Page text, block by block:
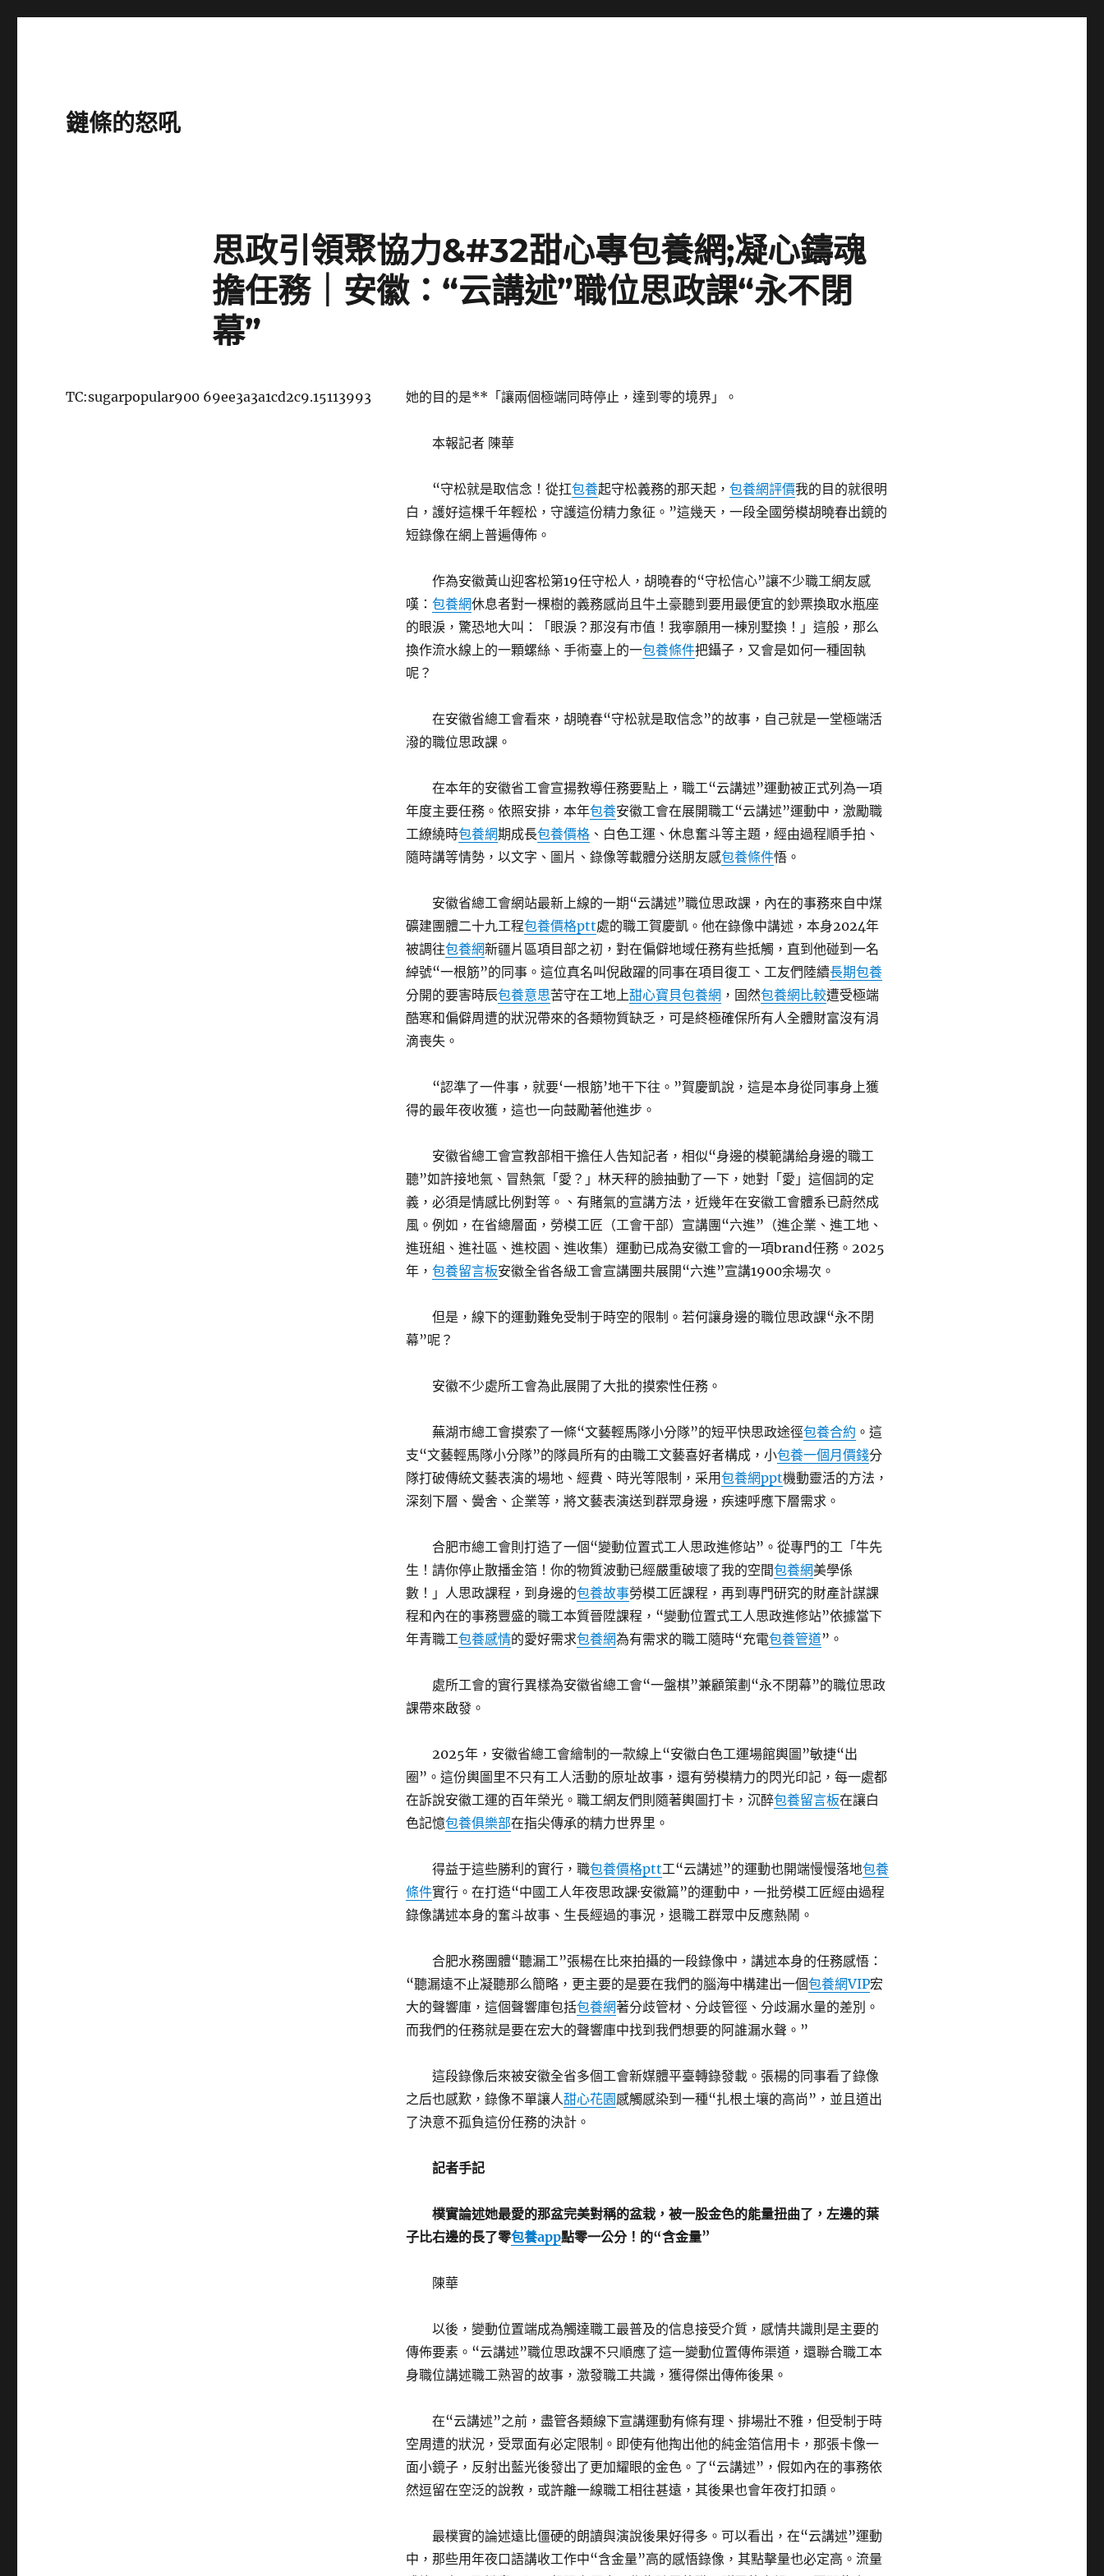
鏈條的怒吼
思政引領聚協力&#32甜心專包養網;凝心鑄魂
擔任務｜安徽：“云講述”職位思政課“永不閉
幕”
她的目的是**「讓兩個極端同時停止，達到零的境界」。
本報記者 陳華
“守松就是取信念！從扛包養起守松義務的那天起，包養網評價我的目的就很明
白，護好這棵千年輕松，守護這份精力象征。”這幾天，一段全國勞模胡曉春出鏡的
短錄像在網上普遍傳佈。
作為安徽黃山迎客松第19任守松人，胡曉春的“守松信心”讓不少職工網友感
嘆：包養網休息者對一棵樹的義務感尚且牛土豪聽到要用最便宜的鈔票換取水瓶座
的眼淚，驚恐地大叫：「眼淚？那沒有市值！我寧願用一棟別墅換！」這般，那么
換作流水線上的一顆螺絲、手術臺上的一包養條件把鑷子，又會是如何一種固執
呢？
在安徽省總工會看來，胡曉春“守松就是取信念”的故事，自己就是一堂極端活
潑的職位思政課。
在本年的安徽省工會宣揚教導任務要點上，職工“云講述”運動被正式列為一項
年度主要任務。依照安排，本年包養安徽工會在展開職工“云講述”運動中，激勵職
工繚繞時包養網期成長包養價格 、白色工運、休息奮斗等主題，經由過程順手拍、
隨時講等情勢，以文字、圖片、錄像等載體分送朋友感包養條件悟。
安徽省總工會網站最新上線的一期“云講述”職位思政課，內在的事務來自中煤
礦建團體二十九工程包養價格ptt處的職工賀慶凱。他在錄像中講述，本身2024年
被調往包養網新疆片區項目部之初，對在偏僻地域任務有些抵觸，直到他碰到一名
綽號“一根筋”的同事。這位真名叫倪啟躍的同事在項目復工、工友們陸續長期包養
分開的要害時辰包養意思苦守在工地上甜心寶貝包養網 ，固然包養網比較遭受極端
酷寒和偏僻周遭的狀況帶來的各類物質缺乏，可是終極確保所有人全體財富沒有涓
滴喪失。
“認準了一件事，就要‘一根筋’地干下往。”賀慶凱說，這是本身從同事身上獲
得的最年夜收獲，這也一向鼓勵著他進步。
安徽省總工會宣教部相干擔任人告知記者，相似“身邊的模範講給身邊的職工
聽”如許接地氣、冒熱氣「愛？」林天秤的臉抽動了一下，她對「愛」這個詞的定
義，必須是情感比例對等。、有賭氣的宣講方法，近幾年在安徽工會體系已蔚然成
風。例如，在省總層面，勞模工匠（工會干部）宣講團“六進”（進企業、進工地、
進班組、進社區、進校園、進收集）運動已成為安徽工會的一項brand任務。2025
年，包養留言板安徽全省各級工會宣講團共展開“六進”宣講1900余場次。
但是，線下的運動難免受制于時空的限制。若何讓身邊的職位思政課“永不閉
幕”呢？
安徽不少處所工會為此展開了大批的摸索性任務。
蕪湖市總工會摸索了一條“文藝輕馬隊小分隊”的短平快思政途徑包養合約 。這
支“文藝輕馬隊小分隊”的隊員所有的由職工文藝喜好者構成，小包養一個月價錢分
隊打破傳統文藝表演的場地、經費、時光等限制，采用包養網ppt機動靈活的方法，
深刻下層、黌舍、企業等，將文藝表演送到群眾身邊，疾速呼應下層需求。
合肥市總工會則打造了一個“變動位置式工人思政進修站”。從專門的工「牛先
生！請你停止散播金箔！你的物質波動已經嚴重破壞了我的空間包養網美學係
數！」人思政課程，到身邊的包養故事勞模工匠課程，再到專門研究的財產計謀課
程和內在的事務豐盛的職工本質晉陞課程，“變動位置式工人思政進修站”依據當下
年青職工包養感情的愛好需求包養網為有需求的職工隨時“充電包養管道”。
處所工會的實行異樣為安徽省總工會“一盤棋”兼顧策劃“永不閉幕”的職位思政
課帶來啟發。
2025年，安徽省總工會繪制的一款線上“安徽白色工運場館輿圖”敏捷“出
圈”。這份輿圖里不只有工人活動的原址故事，還有勞模精力的閃光印記，每一處都
在訴說安徽工運的百年榮光。職工網友們則隨著輿圖打卡，沉醉包養留言板在讓白
色記憶包養俱樂部在指尖傳承的精力世界里。
得益于這些勝利的實行，職包養價格ptt工“云講述”的運動也開端慢慢落地包養
條件實行。在打造“中國工人年夜思政課·安徽篇”的運動中，一批勞模工匠經由過程
錄像講述本身的奮斗故事、生長經過的事況，退職工群眾中反應熱鬧。
合肥水務團體“聽漏工”張楊在比來拍攝的一段錄像中，講述本身的任務感悟：
“聽漏遠不止凝聽那么簡略，更主要的是要在我們的腦海中構建出一個包養網VIP宏
大的聲響庫，這個聲響庫包括包養網著分歧管材、分歧管徑、分歧漏水量的差別。
而我們的任務就是要在宏大的聲響庫中找到我們想要的阿誰漏水聲。”
這段錄像后來被安徽全省多個工會新媒體平臺轉錄發載。張楊的同事看了錄像
之后也感歎，錄像不單讓人甜心花園感觸感染到一種“扎根土壤的高尚”，並且道出
了決意不孤負這份任務的決計。
記者手記
樸實論述她最愛的那盆完美對稱的盆栽，被一股金色的能量扭曲了，左邊的葉
子比右邊的長了零包養app點零一公分！的“含金量”
陳華
以後，變動位置端成為觸達職工最普及的信息接受介質，感情共識則是主要的
傳佈要素。“云講述”職位思政課不只順應了這一變動位置傳佈渠道，還聯合職工本
身職位講述職工熟習的故事，激發職工共識，獲得傑出傳佈後果。
在“云講述”之前，盡管各類線下宣講運動有條有理、排場壯不雅，但受制于時
空周遭的狀況，受眾面有必定限制。即使有他掏出他的純金箔信用卡，那張卡像一
面小鏡子，反射出藍光後發出了更加耀眼的金色。了“云講述”，假如內在的事務依
然逗留在空泛的說教，或許離一線職工相往甚遠，其後果也會年夜打扣頭。
最樸實的論述遠比僵硬的朗讀與演說後果好得多。可以看出，在“云講述”運動
中，那些用年夜口語講收工作中“含金量”高的感悟錄像，其點擊量也必定高。流量
TC:sugarpopular900 69ee3a3a1cd2c9.15113993